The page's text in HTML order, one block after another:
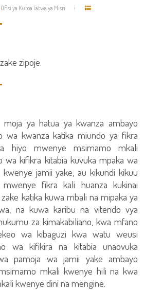
Ofisi ya Kutoa Fatwa ya Misri
zipoje.
ya hatua ya kwanza ambayo
wa kwanza katika miundo ya fikra
hiyo mwenye msimamo mkali
wa kifikra kitabia kuvuka mpaka wa
kwenye jamii yake, au kikundi kikuu
mwenye fikra kali huanza kukinai
katika kuwa mbali na mipaka ya
na kuwa karibu na vitendo vya
za kimakabiliano, kwa mfano
wa kibaguzi kwa watu weusi
wa kifikira na kitabia unaovuka
pamoja wa jamii yake ambayo
mkali kwenye hili na kwa
kwenye dini na mengine.